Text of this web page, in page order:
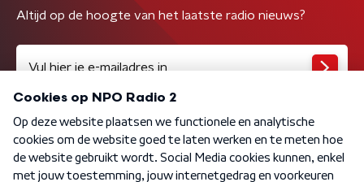
Altijd op de hoogte van het laatste radio nieuws?
Algemene voorwaarden